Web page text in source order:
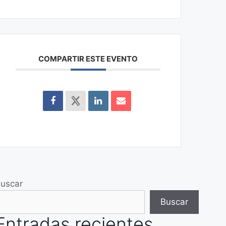
COMPARTIR ESTE EVENTO
Buscar